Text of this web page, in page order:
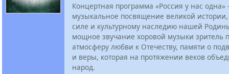
Концертная программа «Россия у нас одна»
музыкальное посвящение великой
силе и культурному наследию нашей
мощное звучание хоровой музыки зритель
атмосферу любви к Отечеству, памяти о
и веры, которая на протяжении веков
народ.